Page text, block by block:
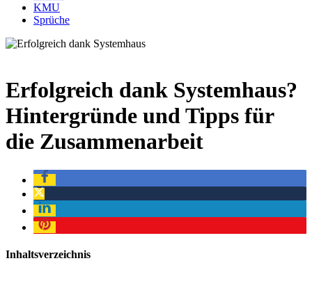
KMU
Sprüche
Erfolgreich dank Systemhaus?
Hintergründe und Tipps für
die Zusammenarbeit
Inhaltsverzeichnis